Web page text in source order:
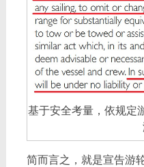
基于安全考量，依规定
简而言之，就是宣告游